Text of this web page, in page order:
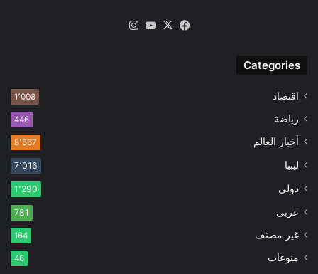
فيسبوك
‫X
‫YouTube
Categories
اقتصاد 1٬008
رياضة 446
أخبار العالم 8٬567
ليبيا 7٬016
دولى 1٬290
عربى 781
غير مصنف 164
منوعات 46